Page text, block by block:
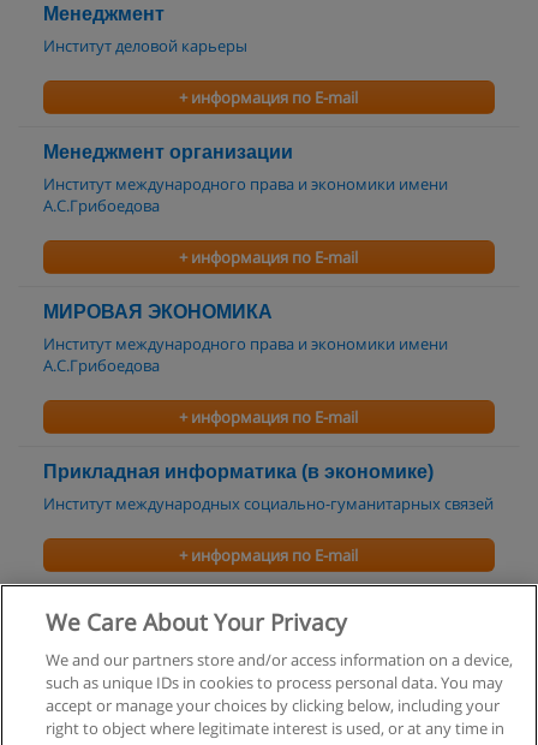
Менеджмент
Институт деловой карьеры
+ информация по E-mail
Менеджмент организации
Институт международного права и экономики имени
А.С.Грибоедова
+ информация по E-mail
МИРОВАЯ ЭКОНОМИКА
Институт международного права и экономики имени
А.С.Грибоедова
+ информация по E-mail
Прикладная информатика (в экономике)
Институт международных социально-гуманитарных связей
+ информация по E-mail
Менеджмент туризма
+ информация по E-mail
We Care About Your Privacy
We and our partners store and/or access information on a device,
such as unique IDs in cookies to process personal data. You may
accept or manage your choices by clicking below, including your
right to object where legitimate interest is used, or at any time in